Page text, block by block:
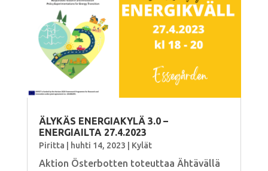
ÄLYKÄS ENERGIAKYLÄ 3.0 –
ENERGIAILTA 27.4.2023
Piritta huhti 14, 2023 Kylät
Aktion Österbotten toteuttaa Ähtävällä